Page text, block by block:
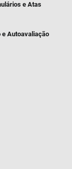
e Atas
e Autoavaliação